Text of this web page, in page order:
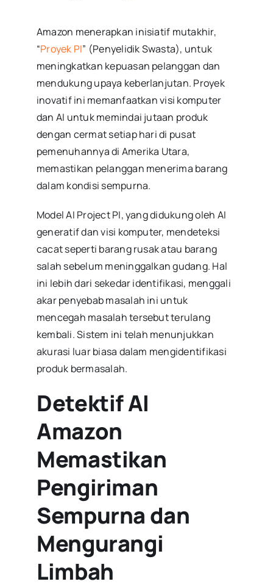
Amazon menerapkan inisiatif mutakhir,
“Proyek PI” (Penyelidik Swasta), untuk
meningkatkan kepuasan pelanggan dan
mendukung upaya keberlanjutan. Proyek
inovatif ini memanfaatkan visi komputer
dan AI untuk memindai jutaan produk
dengan cermat setiap hari di pusat
pemenuhannya di Amerika Utara,
memastikan pelanggan menerima barang
dalam kondisi sempurna.
Model AI Project PI, yang didukung oleh AI
generatif dan visi komputer, mendeteksi
cacat seperti barang rusak atau barang
salah sebelum meninggalkan gudang. Hal
ini lebih dari sekedar identifikasi, menggali
akar penyebab masalah ini untuk
mencegah masalah tersebut terulang
kembali. Sistem ini telah menunjukkan
akurasi luar biasa dalam mengidentifikasi
produk bermasalah.
Detektif AI
Amazon
Memastikan
Pengiriman
Sempurna dan
Mengurangi
Limbah